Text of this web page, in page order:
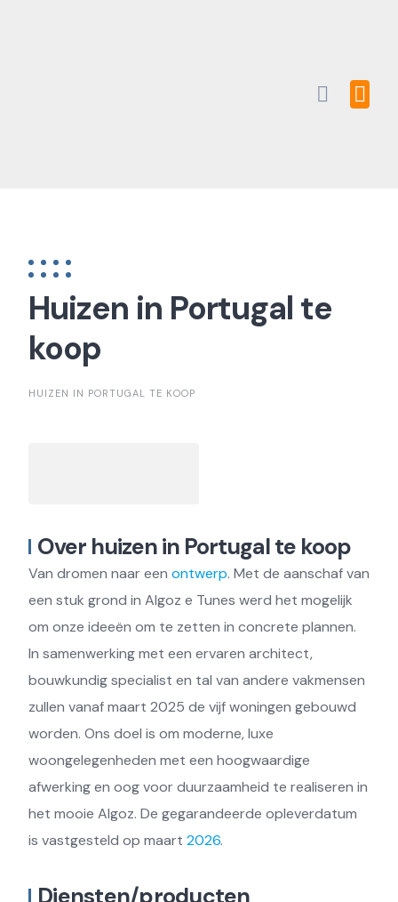
Huizen in Portugal te
koop
HUIZEN IN PORTUGAL TE KOOP
Over huizen in Portugal te koop
Van dromen naar een ontwerp. Met de aanschaf van
een stuk grond in Algoz e Tunes werd het mogelijk
om onze ideeën om te zetten in concrete plannen.
In samenwerking met een ervaren architect,
bouwkundig specialist en tal van andere vakmensen
zullen vanaf maart 2025 de vijf woningen gebouwd
worden. Ons doel is om moderne, luxe
woongelegenheden met een hoogwaardige
afwerking en oog voor duurzaamheid te realiseren in
het mooie Algoz. De gegarandeerde opleverdatum
is vastgesteld op maart 2026.